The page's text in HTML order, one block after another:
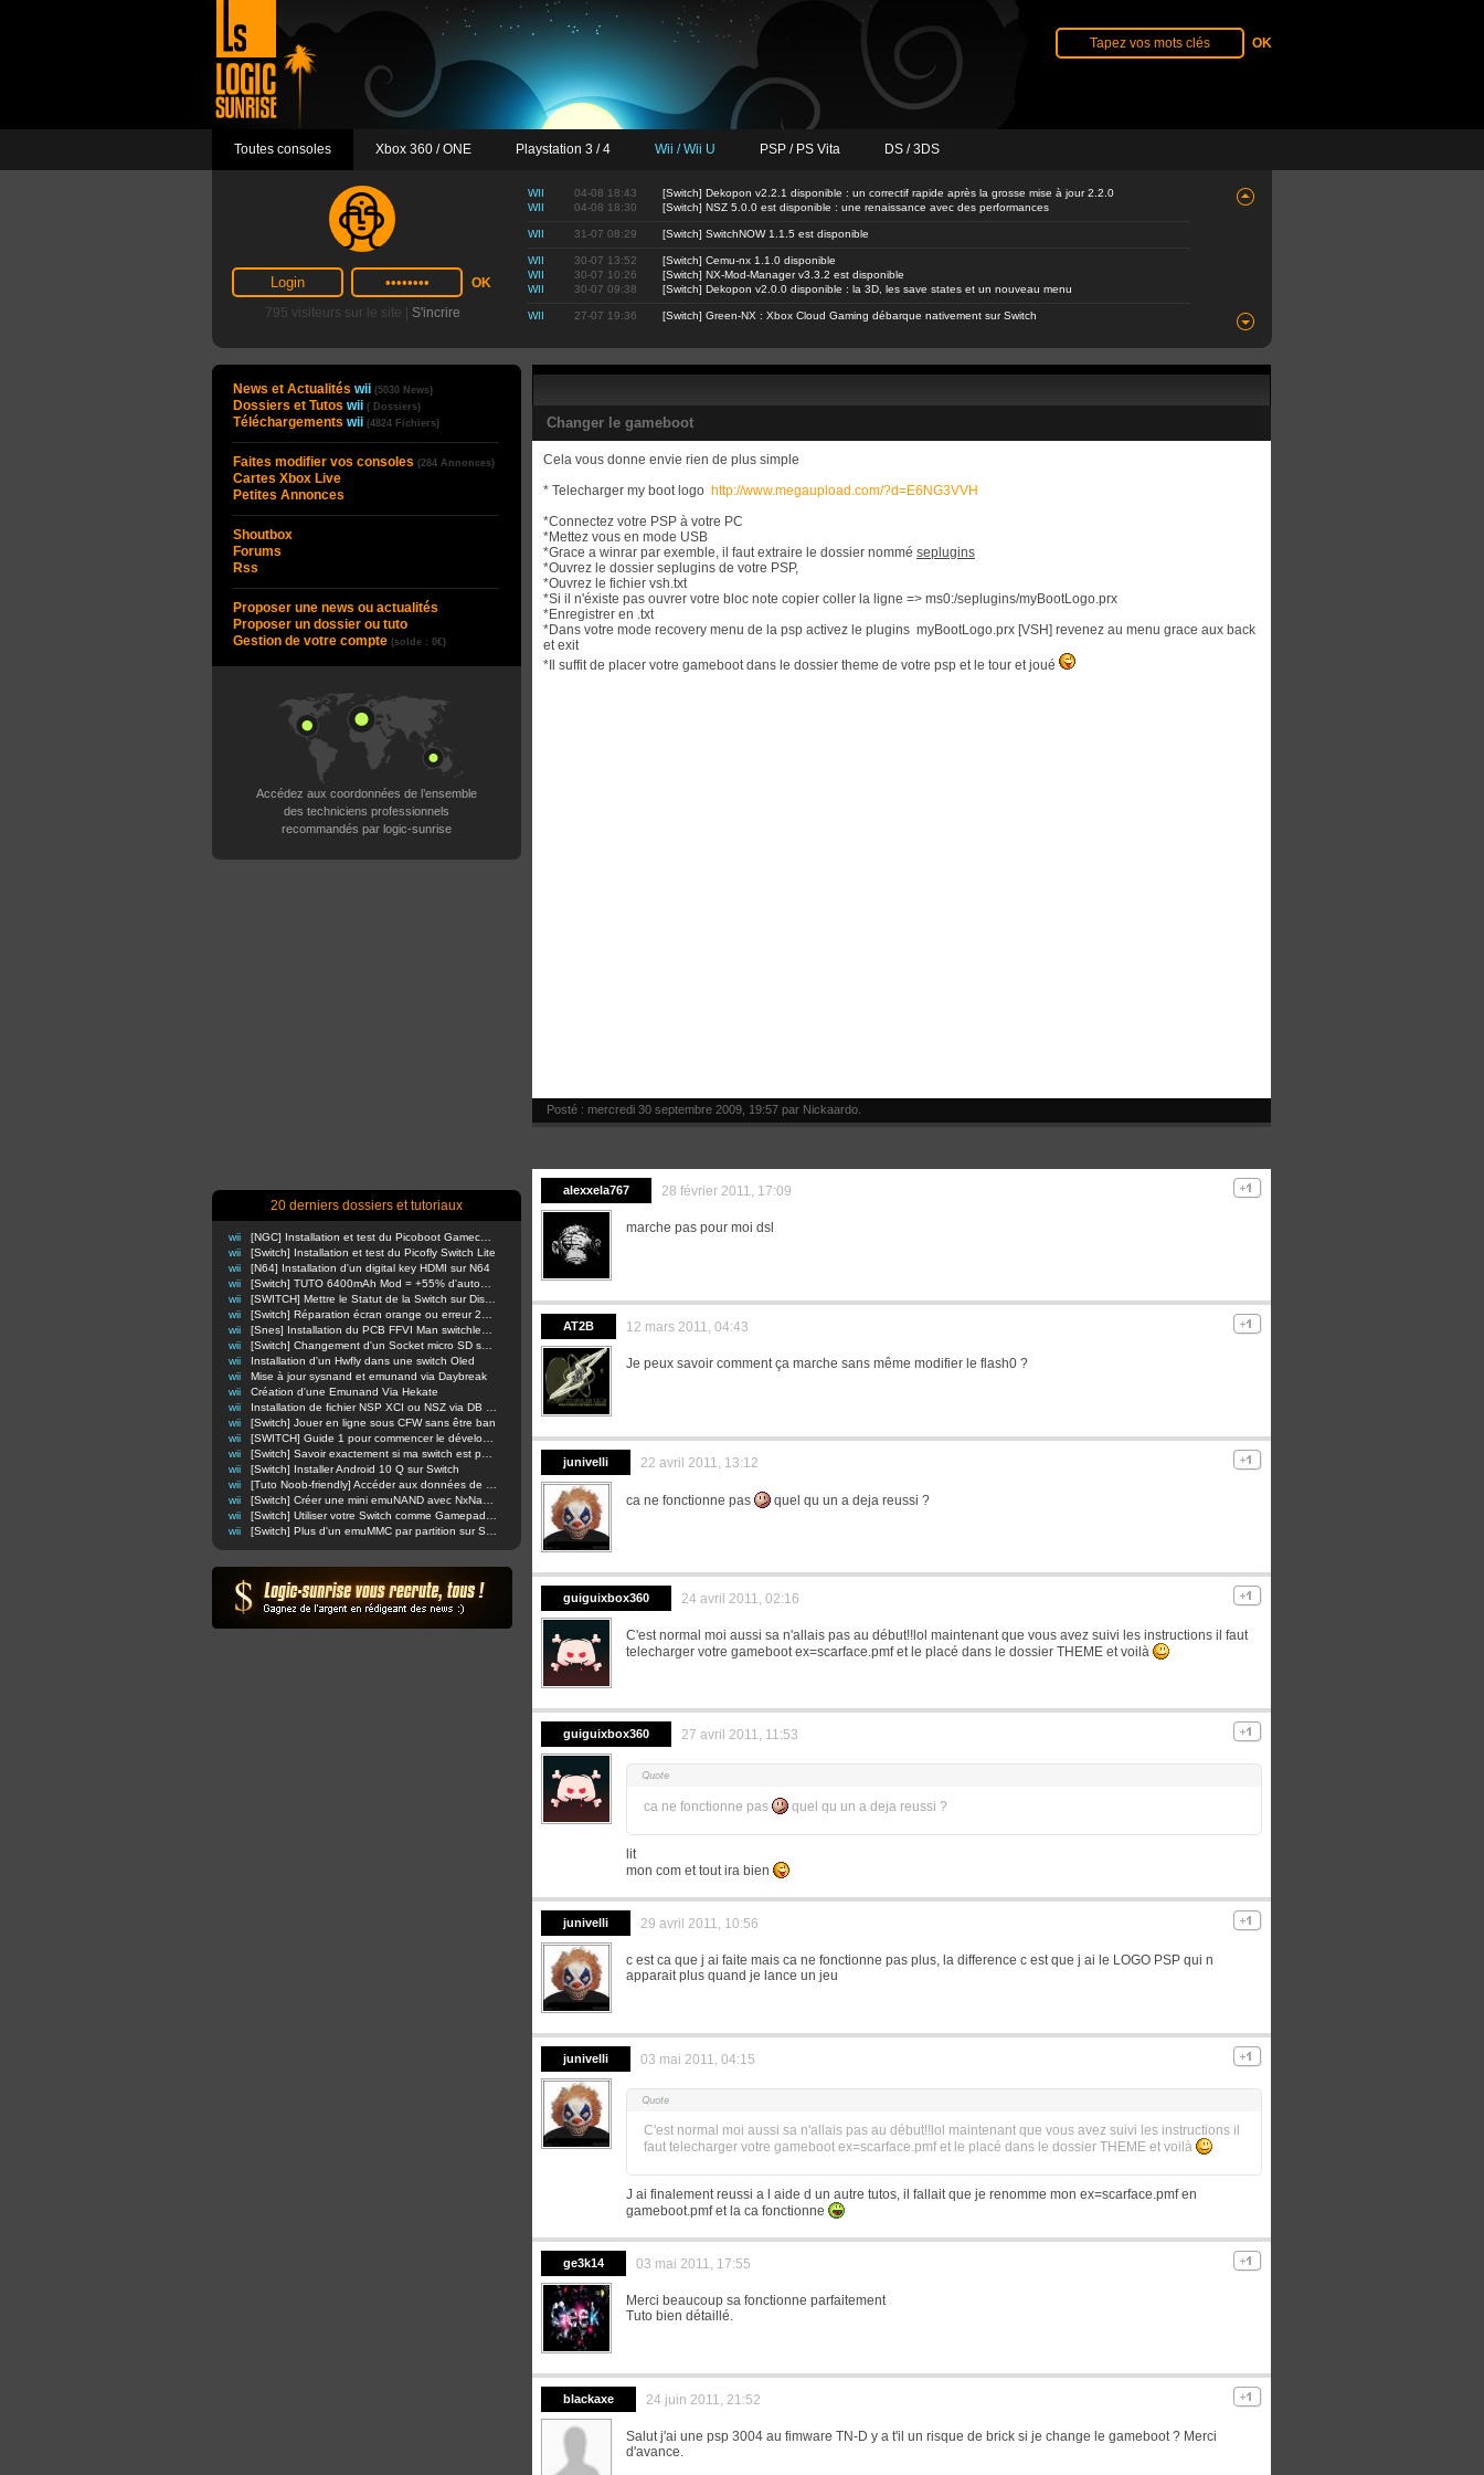
Toutes consoles Xbox 360 / ONE Playstation 3 / 4 Wii / Wii U PSP / PS Vita DS / 3DS
795 visiteurs sur le site | S'incrire
WII 04-08 18:43
[Switch] Dekopon v2.2.1 disponible : un correctif rapide après la grosse mise à jour 2.2.0
WII
04-08 18:30 [Switch] NSZ 5.0.0 est disponible : une renaissance avec des performances
WII 31-07 08:29 [Switch] SwitchNOW 1.1.5 est disponible
WII 30-07 13:52
[Switch] Cemu-nx 1.1.0 disponible
WII
30-07 10:26
[Switch] NX-Mod-Manager v3.3.2 est disponible
WII
30-07 09:38 [Switch] Dekopon v2.0.0 disponible : la 3D, les save states et un nouveau menu
WII 27-07 19:36 [Switch] Green-NX : Xbox Cloud Gaming débarque nativement sur Switch
News et Actualités wii (5030 News)
Dossiers et Tutos wii ( Dossiers)
Téléchargements wii (4824 Fichiers)
Faites modifier vos consoles (284 Annonces)
Cartes Xbox Live
Petites Annonces
Shoutbox
Forums
Rss
Proposer une news ou actualités
Proposer un dossier ou tuto
Gestion de votre compte (solde : 0€)
Accédez aux coordonnées de l’ensemble
des techniciens professionnels
recommandés par logic-sunrise
20 derniers dossiers et tutoriaux
wii
wii
[Switch] Installation et test du Picofly Switch Lite
wii
[N64] Installation d'un digital key HDMI sur N64
wii
wii
wii
wii
wii
wii
Installation d'un Hwfly dans une switch Oled
wii
Mise à jour sysnand et emunand via Daybreak
wii
Création d'une Emunand Via Hekate
wii
wii
[Switch] Jouer en ligne sous CFW sans être ban
wii
wii
wii
[Switch] Installer Android 10 Q sur Switch
wii
wii
wii
wii
Changer le gameboot
Cela vous donne envie rien de plus simple
* Telecharger my boot logo http://www.megaupload.com/?d=E6NG3VVH
*Connectez votre PSP à votre PC
*Mettez vous en mode USB
*Grace a winrar par exemble, il faut extraire le dossier nommé seplugins
*Ouvrez le dossier seplugins de votre PSP,
*Ouvrez le fichier vsh.txt
*Si il n'éxiste pas ouvrer votre bloc note copier coller la ligne => ms0:/seplugins/myBootLogo.prx
*Enregistrer en .txt
*Dans votre mode recovery menu de la psp activez le plugins myBootLogo.prx [VSH] revenez au menu grace aux back
et exit
*Il suffit de placer votre gameboot dans le dossier theme de votre psp et le tour et joué
Posté : mercredi 30 septembre 2009, 19:57 par Nickaardo
alexxela767 28 février 2011, 17:09
marche pas pour moi dsl
AT2B 12 mars 2011, 04:43
Je peux savoir comment ça marche sans même modifier le flash0 ?
junivelli 22 avril 2011, 13:12
ca ne fonctionne pas quel qu un a deja reussi ?
guiguixbox360 24 avril 2011, 02:16
C'est normal moi aussi sa n'allais pas au début!!lol maintenant que vous avez suivi les instructions il faut
telecharger votre gameboot ex=scarface.pmf et le placé dans le dossier THEME et voilà
guiguixbox360 27 avril 2011, 11:53
ca ne fonctionne pas quel qu un a deja reussi ?
lit
mon com et tout ira bien
junivelli 29 avril 2011, 10:56
c est ca que j ai faite mais ca ne fonctionne pas plus, la difference c est que j ai le LOGO PSP qui n
apparait plus quand je lance un jeu
junivelli 03 mai 2011, 04:15
C'est normal moi aussi sa n'allais pas au début!!lol maintenant que vous avez suivi les instructions il
faut telecharger votre gameboot ex=scarface.pmf et le placé dans le dossier THEME et voilà
J ai finalement reussi a l aide d un autre tutos, il fallait que je renomme mon ex=scarface.pmf en
gameboot.pmf et la ca fonctionne
ge3k14 03 mai 2011, 17:55
Merci beaucoup sa fonctionne parfaitement
Tuto bien détaillé.
blackaxe 24 juin 2011, 21:52
Salut j'ai une psp 3004 au fimware TN-D y a t'il un risque de brick si je change le gameboot ? Merci
d'avance.